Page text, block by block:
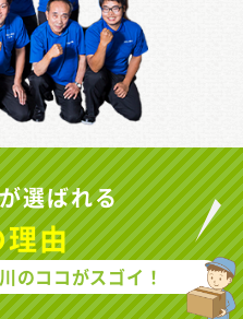
選ばれる
由
のココがスゴイ！